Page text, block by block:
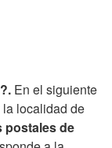
En el siguiente
localidad de
postales de